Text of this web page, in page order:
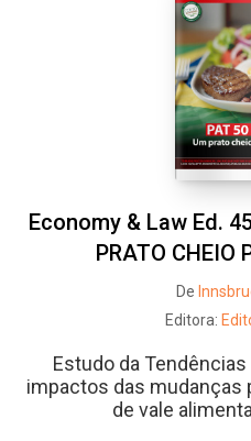
Economy & Law Ed.
PRATO CHEIO
De
Editora:
Estudo da
impactos das mudanças
de vale